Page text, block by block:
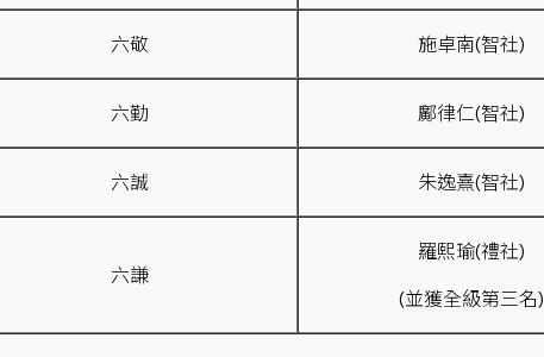
六敬 施卓南(智社)
六勤 鄺律仁(智社)
六誠 朱逸熹(智社)
六謙
羅熙瑜(禮社)
(並獲全級第三名)